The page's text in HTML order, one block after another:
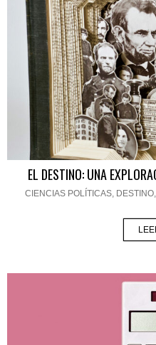
EL DESTINO: UNA
CIENCIAS POLÍTICAS, DESTINO,